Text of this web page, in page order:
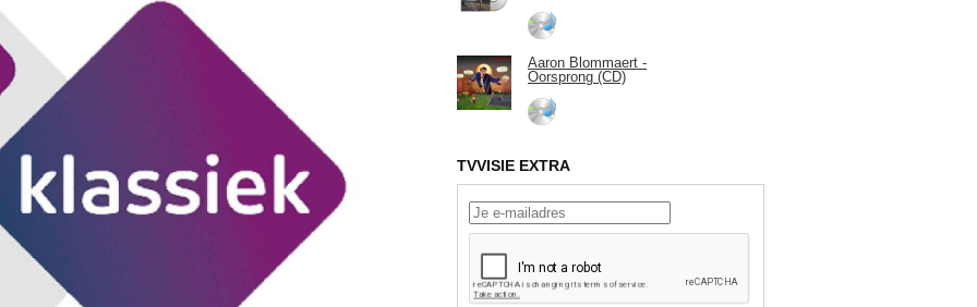
Aaron Blommaert -
Oorsprong (CD)
TVVISIE EXTRA